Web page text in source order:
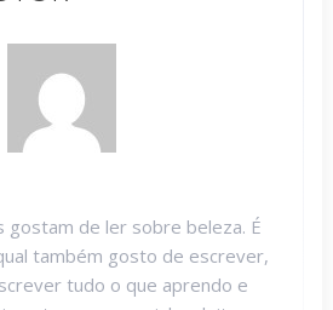
gostam de ler sobre beleza. É
também gosto de escrever,
tudo o que aprendo e